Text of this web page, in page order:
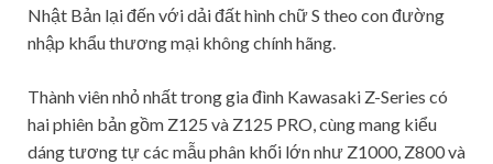
Nhật Bản lại đến với dải đất hình chữ S theo con đường
nhập khẩu thương mại không chính hãng.
Thành viên nhỏ nhất trong gia đình Kawasaki Z-Series có
hai phiên bản gồm Z125 và Z125 PRO, cùng mang kiểu
dáng tương tự các mẫu phân khối lớn như Z1000, Z800 và